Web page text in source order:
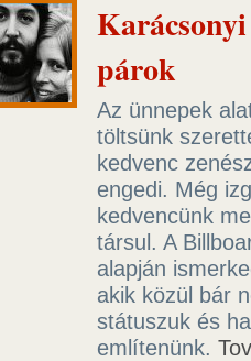
Karácsonyi
párok
Az ünnepek
töltsünk
kedvenc
engedi. Még
kedvencünk
társul. A
alapján
akik közül bár
státuszuk és
említenünk.